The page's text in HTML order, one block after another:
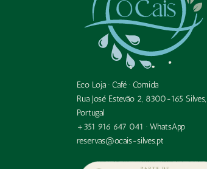
Eco Loja · Café · Comida
Rua José Estevão 2, 8300-165 Silves,
Portugal
+351 916 647 041 · WhatsApp
reservas@ocais-silves.pt